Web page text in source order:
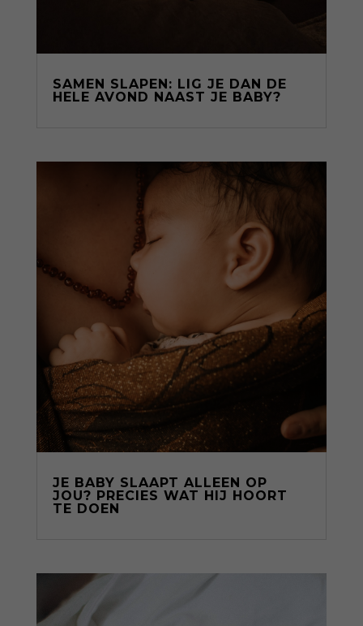
SAMEN SLAPEN: LIG JE DAN DE
HELE AVOND NAAST JE BABY?
JE BABY SLAAPT ALLEEN OP
JOU? PRECIES WAT HIJ HOORT
TE DOEN